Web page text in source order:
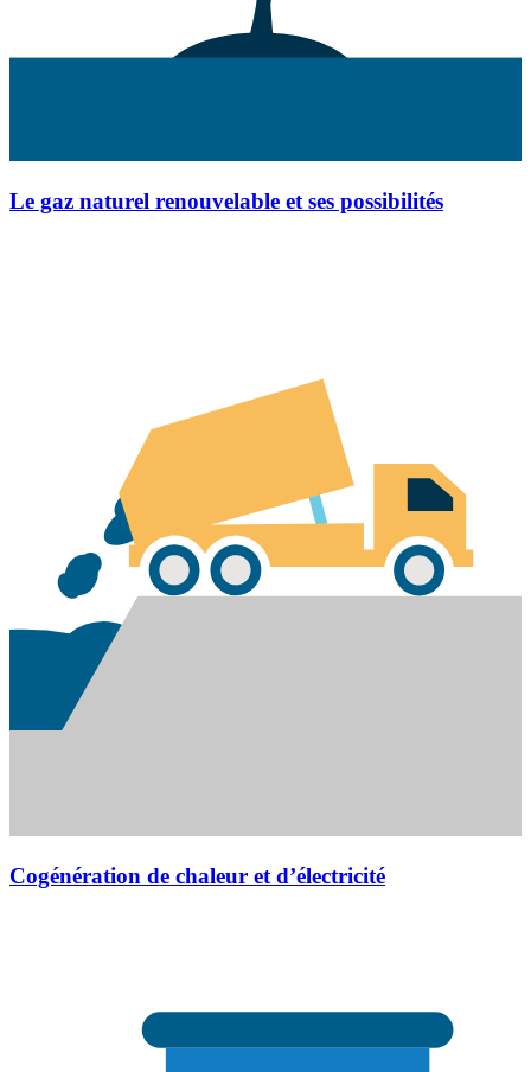
Le gaz naturel renouvelable et ses possibilités
Cogénération de chaleur et d’électricité